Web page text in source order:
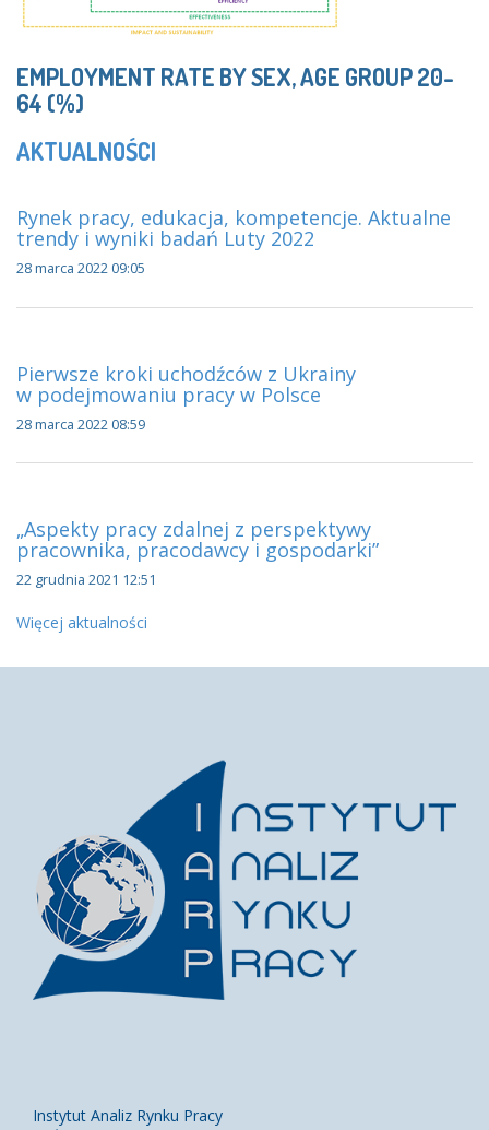
EMPLOYMENT RATE BY SEX, AGE GROUP 20-
64 (%)
AKTUALNOŚCI
Rynek pracy, edukacja, kompetencje. Aktualne
trendy i wyniki badań Luty 2022
28 marca 2022 09:05
Pierwsze kroki uchodźców z Ukrainy
w podejmowaniu pracy w Polsce
28 marca 2022 08:59
„Aspekty pracy zdalnej z perspektywy
pracownika, pracodawcy i gospodarki”
22 grudnia 2021 12:51
Więcej aktualności
Instytut Analiz Rynku Pracy